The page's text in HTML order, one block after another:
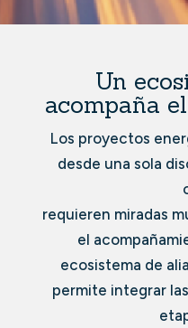
Un
acompaña
Los proyectos
desde una sola
requieren miradas
el
ecosistema de
permite integrar